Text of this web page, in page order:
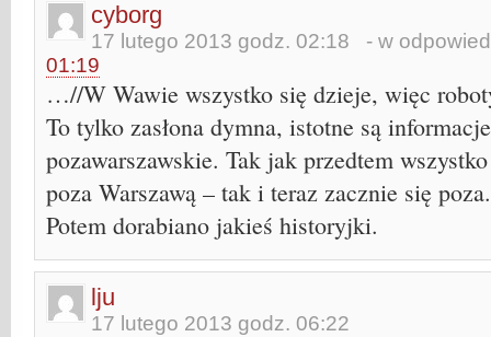
cyborg
17 lutego 2013 godz. 02:18 - w
01:19
…//W Wawie wszystko się dzieje, więc
To tylko zasłona dymna, istotne są informacje
pozawarszawskie. Tak jak przedtem
poza Warszawą – tak i teraz zacznie się poza.
Potem dorabiano jakieś historyjki.
lju
17 lutego 2013 godz. 06:22